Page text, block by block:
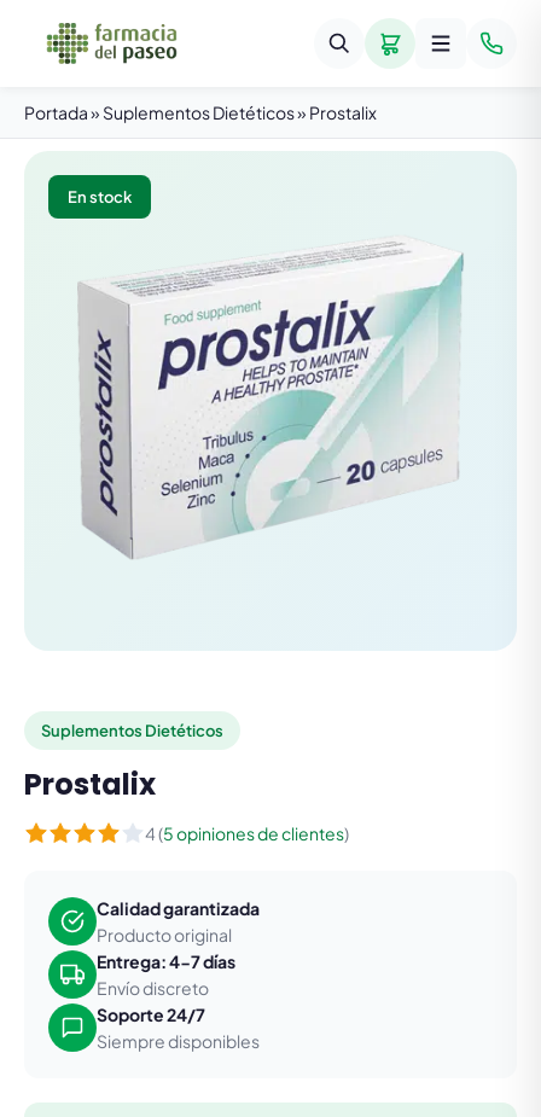
Portada» Suplementos Dietéticos» Prostalix
En stock
Suplementos Dietéticos
Prostalix
4 (5 opiniones de clientes)
Calidad garantizada
Producto original
Entrega: 4-7 días
Envío discreto
Soporte 24/7
Siempre disponibles